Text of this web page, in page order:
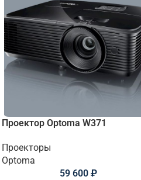
Проектор Optoma W371
Проекторы
Optoma
59 600₽